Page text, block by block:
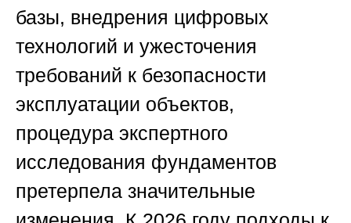
базы, внедрения цифровых
технологий и ужесточения
требований к безопасности
эксплуатации объектов,
процедура экспертного
исследования фундаментов
претерпела значительные